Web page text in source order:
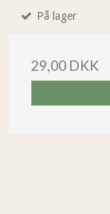
På lager
29,00 DKK